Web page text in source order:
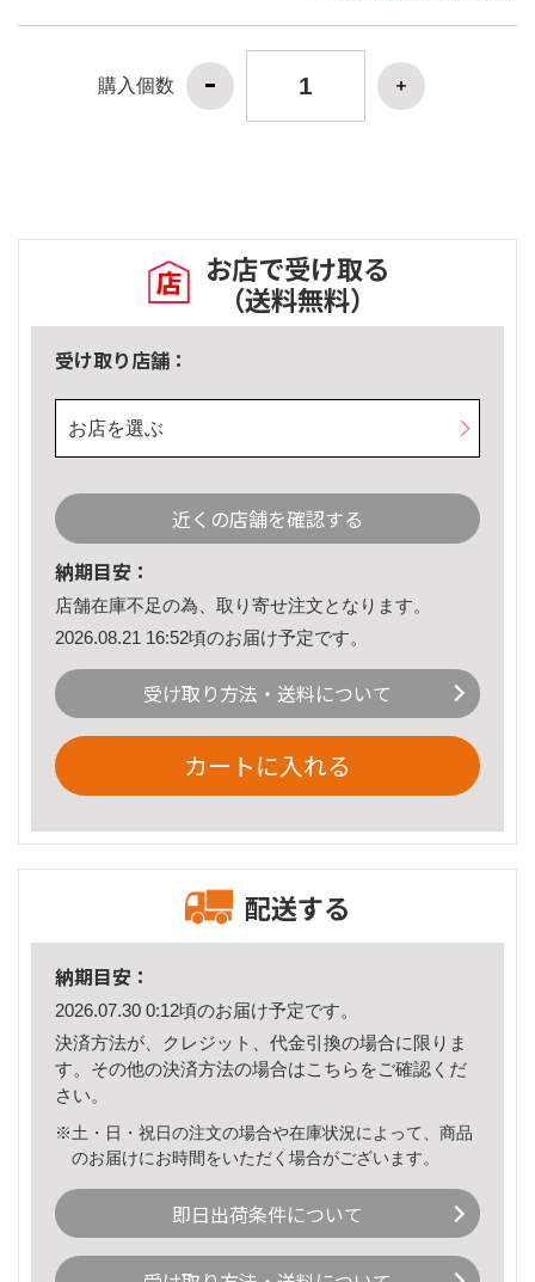
購入個数
お店で受け取る
（送料無料）
受け取り店舗：
お店を選ぶ
近くの店舗を確認する
納期目安：
店舗在庫不足の為、取り寄せ注文となります。
2026.08.21 16:52頃のお届け予定です。
受け取り方法・送料について
カートに入れる
配送する
納期目安：
2026.07.30 0:12頃のお届け予定です。
決済方法が、クレジット、代金引換の場合に限りま
す。その他の決済方法の場合はこちら をご確認くだ
さい。
※土・日・祝日の注文の場合や在庫状況によって、商品
のお届けにお時間をいただく場合がございます。
即日出荷条件について